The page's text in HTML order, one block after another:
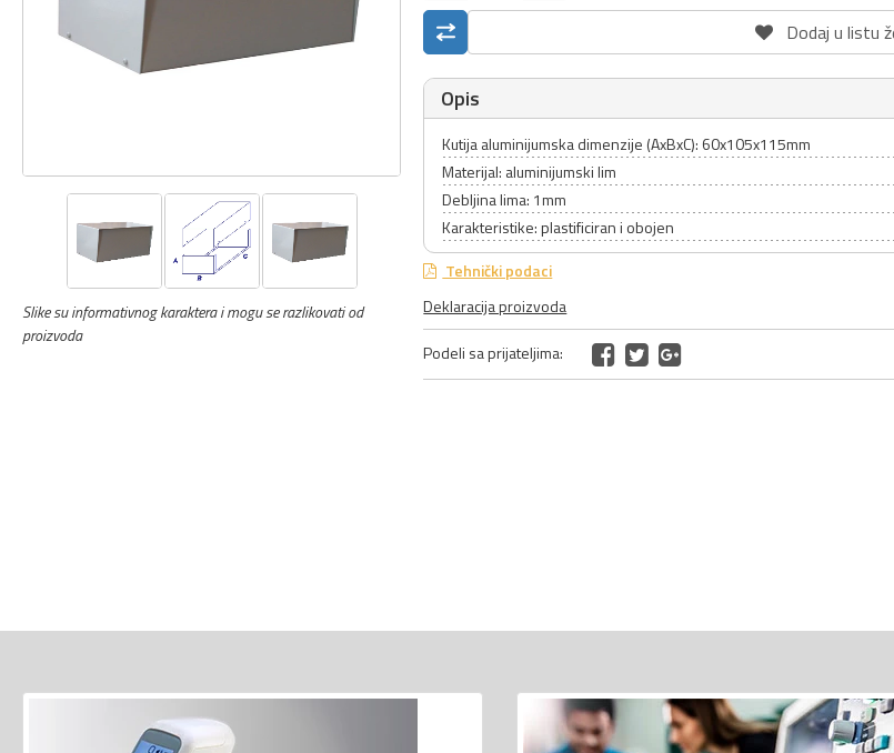
Slike su informativnog karaktera i mogu se razlikovati od
proizvoda
Dodaj u listu
Opis
Kutija aluminijumska dimenzije (AxBxC): 60x105x115mm
Materijal: aluminijumski lim
Debljina lima: 1mm
Karakteristike: plastificiran i obojen
Tehnički podaci
Deklaracija proizvoda
Podeli sa prijateljima: